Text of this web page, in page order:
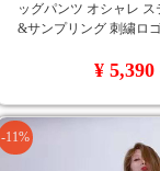
ッグパンツ オシャレ
&サンプリング 刺繍ロ
¥ 5,390
-11%